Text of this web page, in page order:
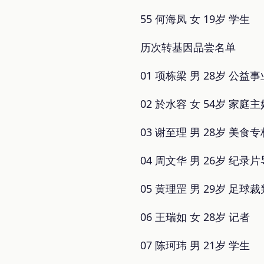
55 何海凤 女 19岁 学生
历次转基因品尝名单
01 项栋梁 男 28岁 公益事
02 於水容 女 54岁 家庭主
03 谢至理 男 28岁 美食专
04 周文华 男 26岁 纪录片
05 黄理罡 男 29岁 足球裁
06 王瑞如 女 28岁 记者
07 陈珂玮 男 21岁 学生